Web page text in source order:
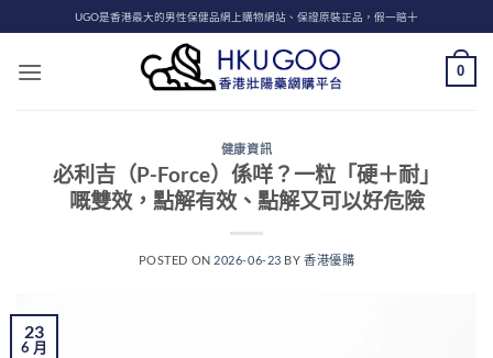
to
content
UGO是香港最大的男性保健品網上購物網站、保證原裝正品，假一賠十
0
健康資訊
必利吉（P-Force）係咩？一粒「硬＋耐」
嘅雙效，點解有效、點解又可以好危險
POSTED ON 2026-06-23 BY香港優購
23
6 月